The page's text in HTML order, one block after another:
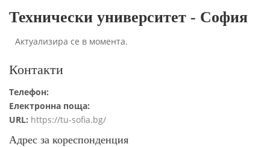
Технически университет - София
Актуализира се в момента.
Контакти
Телефон:
Електронна поща:
URL: https://tu-sofia.bg/
Адрес за кореспонденция